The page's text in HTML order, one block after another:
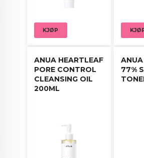
KJØP
ANUA HEARTLEAF
PORE CONTROL
CLEANSING OIL
200ML
77%